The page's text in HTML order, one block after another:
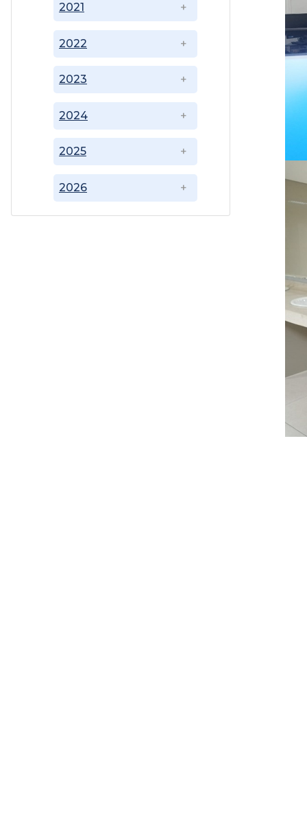
2021
2022
2023
2024
2025
2026